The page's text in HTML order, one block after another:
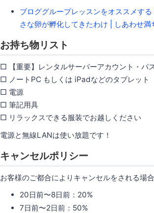
ブロググループレッスンをオススメす
さな卵が孵化してきたわけ | しあわせ満
お持ち物リスト
□ 【重要】レンタルサーバーアカウント・パ
□ ノートPC もしくは iPadなどのタブレット
□ 電源
□ 筆記用具
□ リラックスできる服装でお越しください
電源と無線LANは使い放題です！
キャンセルポリシー
お客様のご都合によりキャンセルをされる場
20日前〜8日前：20%
7日前〜2日前：50%